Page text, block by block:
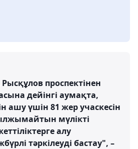
проспектінен
дейінгі аумақта,
ашу үшін 81 жер учаскесін
мүлікті
алу
тәркілеуді бастау", –